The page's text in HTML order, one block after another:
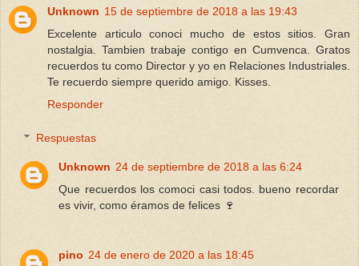
Unknown 15 de septiembre de 2018 a las 19:43
Excelente articulo conoci mucho de estos sitios. Gran
nostalgia. Tambien trabaje contigo en Cumvenca. Gratos
recuerdos tu como Director y yo en Relaciones Industriales.
Te recuerdo siempre querido amigo. Kisses.
Responder
Respuestas
Unknown 24 de septiembre de 2018 a las 6:24
Que recuerdos los comoci casi todos. bueno recordar
es vivir, como éramos de felices 🍷
pino 24 de enero de 2020 a las 18:45